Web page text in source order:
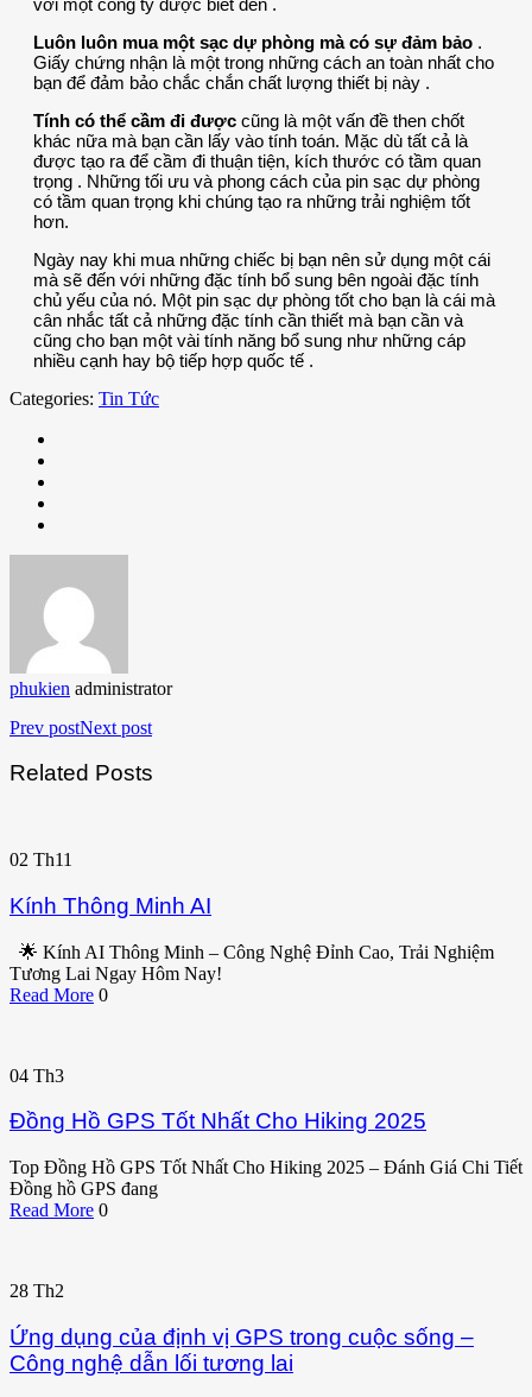
Luôn luôn mua một sạc dự phòng mà có sự đảm bảo .
Giấy chứng nhận là một trong những cách an toàn nhất cho
bạn để đảm bảo chắc chắn chất lượng thiết bị này .
Tính có thể cầm đi được cũng là một vấn đề then chốt
khác nữa mà bạn cần lấy vào tính toán. Mặc dù tất cả là
được tạo ra để cầm đi thuận tiện, kích thước có tầm quan
trọng . Những tối ưu và phong cách của pin sạc dự phòng
có tầm quan trọng khi chúng tạo ra những trải nghiệm tốt
hơn.
Ngày nay khi mua những chiếc bị bạn nên sử dụng một cái
mà sẽ đến với những đặc tính bổ sung bên ngoài đặc tính
chủ yếu của nó. Một pin sạc dự phòng tốt cho bạn là cái mà
cân nhắc tất cả những đặc tính cần thiết mà bạn cần và
cũng cho bạn một vài tính năng bổ sung như những cáp
nhiều cạnh hay bộ tiếp hợp quốc tế .
Categories: Tin Tức
phukien administrator
Prev postNext post
Related Posts
02 Th11
Kính Thông Minh AI
🌟 Kính AI Thông Minh – Công Nghệ Đỉnh Cao, Trải Nghiệm
Tương Lai Ngay Hôm Nay!
Read More 0
04 Th3
Đồng Hồ GPS Tốt Nhất Cho Hiking 2025
Top Đồng Hồ GPS Tốt Nhất Cho Hiking 2025 – Đánh Giá Chi Tiết
Đồng hồ GPS đang
Read More 0
28 Th2
Ứng dụng của định vị GPS trong cuộc sống –
Công nghệ dẫn lối tương lai